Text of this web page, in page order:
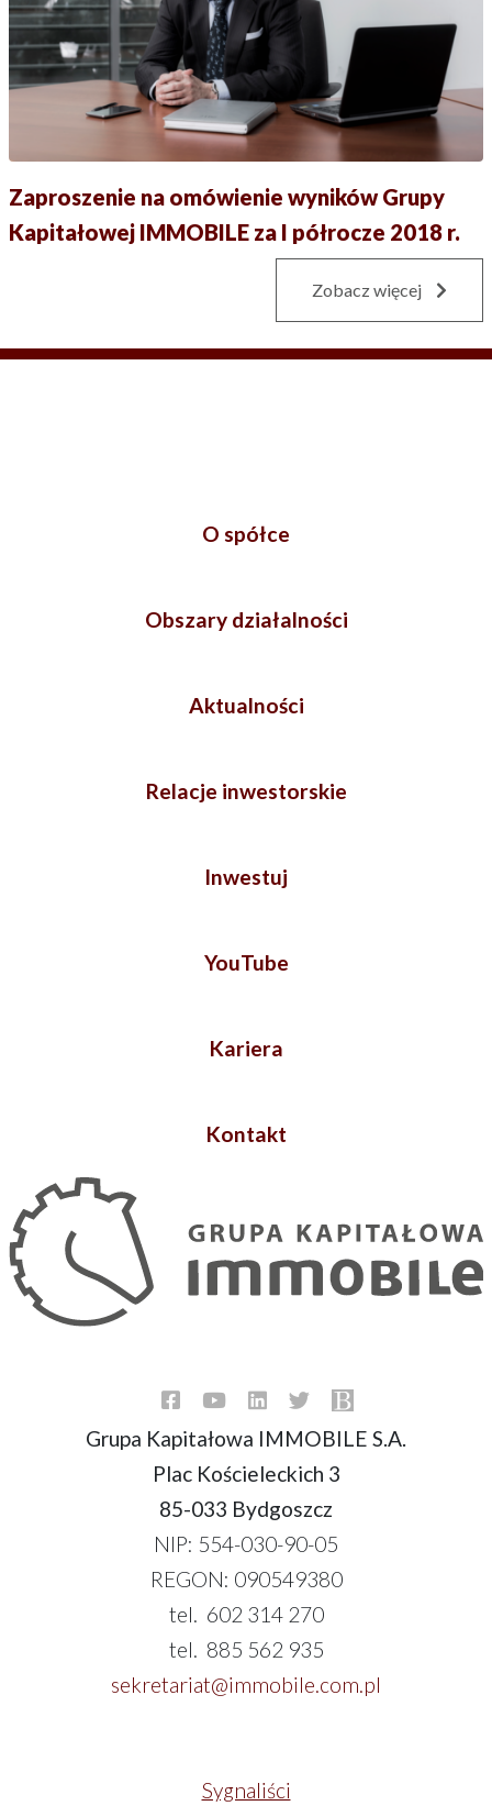
Zaproszenie na omówienie wyników Grupy
Kapitałowej IMMOBILE za I półrocze 2018 r.
Zobacz więcej
O spółce
Obszary działalności
Aktualności
Relacje inwestorskie
Inwestuj
YouTube
Kariera
Kontakt
Grupa Kapitałowa IMMOBILE S.A.
Plac Kościeleckich 3
85-033 Bydgoszcz
NIP: 554-030-90-05
REGON: 090549380
tel. 602 314 270
tel. 885 562 935
sekretariat@immobile.com.pl
Sygnaliści